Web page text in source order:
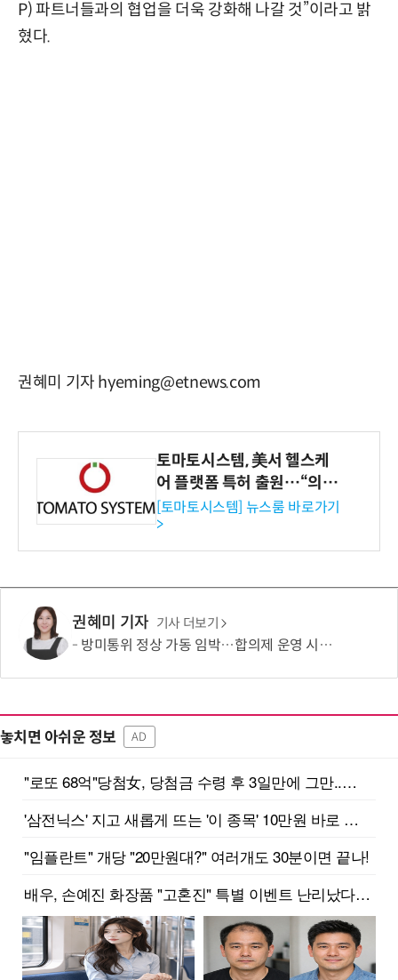
P) 파트너들과의 협업을 더욱 강화해 나갈 것”이라고 밝
혔다.
권혜미 기자 hyeming@etnews.com
토마토시스템, 美서 헬스케
어 플랫폼 특허 출원…“의료
기관·보험사 공략”
[토마토시스템] 뉴스룸 바로가기
>
권혜미 기자 기사 더보기
방미통위 정상 가동 임박…합의제 운영 시험대
놓치면 아쉬운 정보 AD